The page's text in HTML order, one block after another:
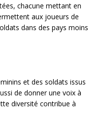
chacune mettant en
aux joueurs de
dans des pays moins
et des soldats issus
de donner une voix à
diversité contribue à